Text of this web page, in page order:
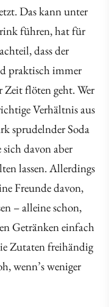
Das kann unter
führen, hat für
dass der
praktisch immer
Zeit flöten geht. Wer
Verhältnis aus
sprudelnder Soda
davon aber
lassen. Allerdings
Freunde davon,
– alleine schon,
Getränken einfach
Zutaten freihändig
wenn’s weniger